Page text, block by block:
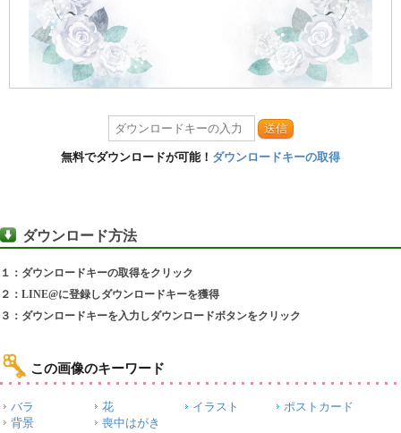
送信
無料でダウンロードが可能！ ダウンロードキーの取得
ダウンロード方法
１：ダウンロードキーの取得をクリック
２：LINE@に登録しダウンロードキーを獲得
３：ダウンロードキーを入力しダウンロードボタンをクリック
この画像のキーワード
バラ 花 イラスト
ポストカード
背景
喪中はがき